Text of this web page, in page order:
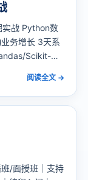
战 Python数
务增长 3天系
Scikit-
解Python…
阅读全文 →
/面授班｜支持